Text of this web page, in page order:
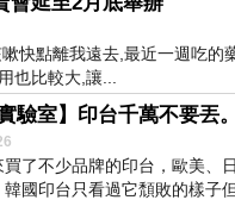
快點離我遠去,最近一週吃的
也比較大,讓...
實驗室】印台千萬不要丟
買了不少品牌的印台，歐美、
韓國印台只看過它頹敗的樣子